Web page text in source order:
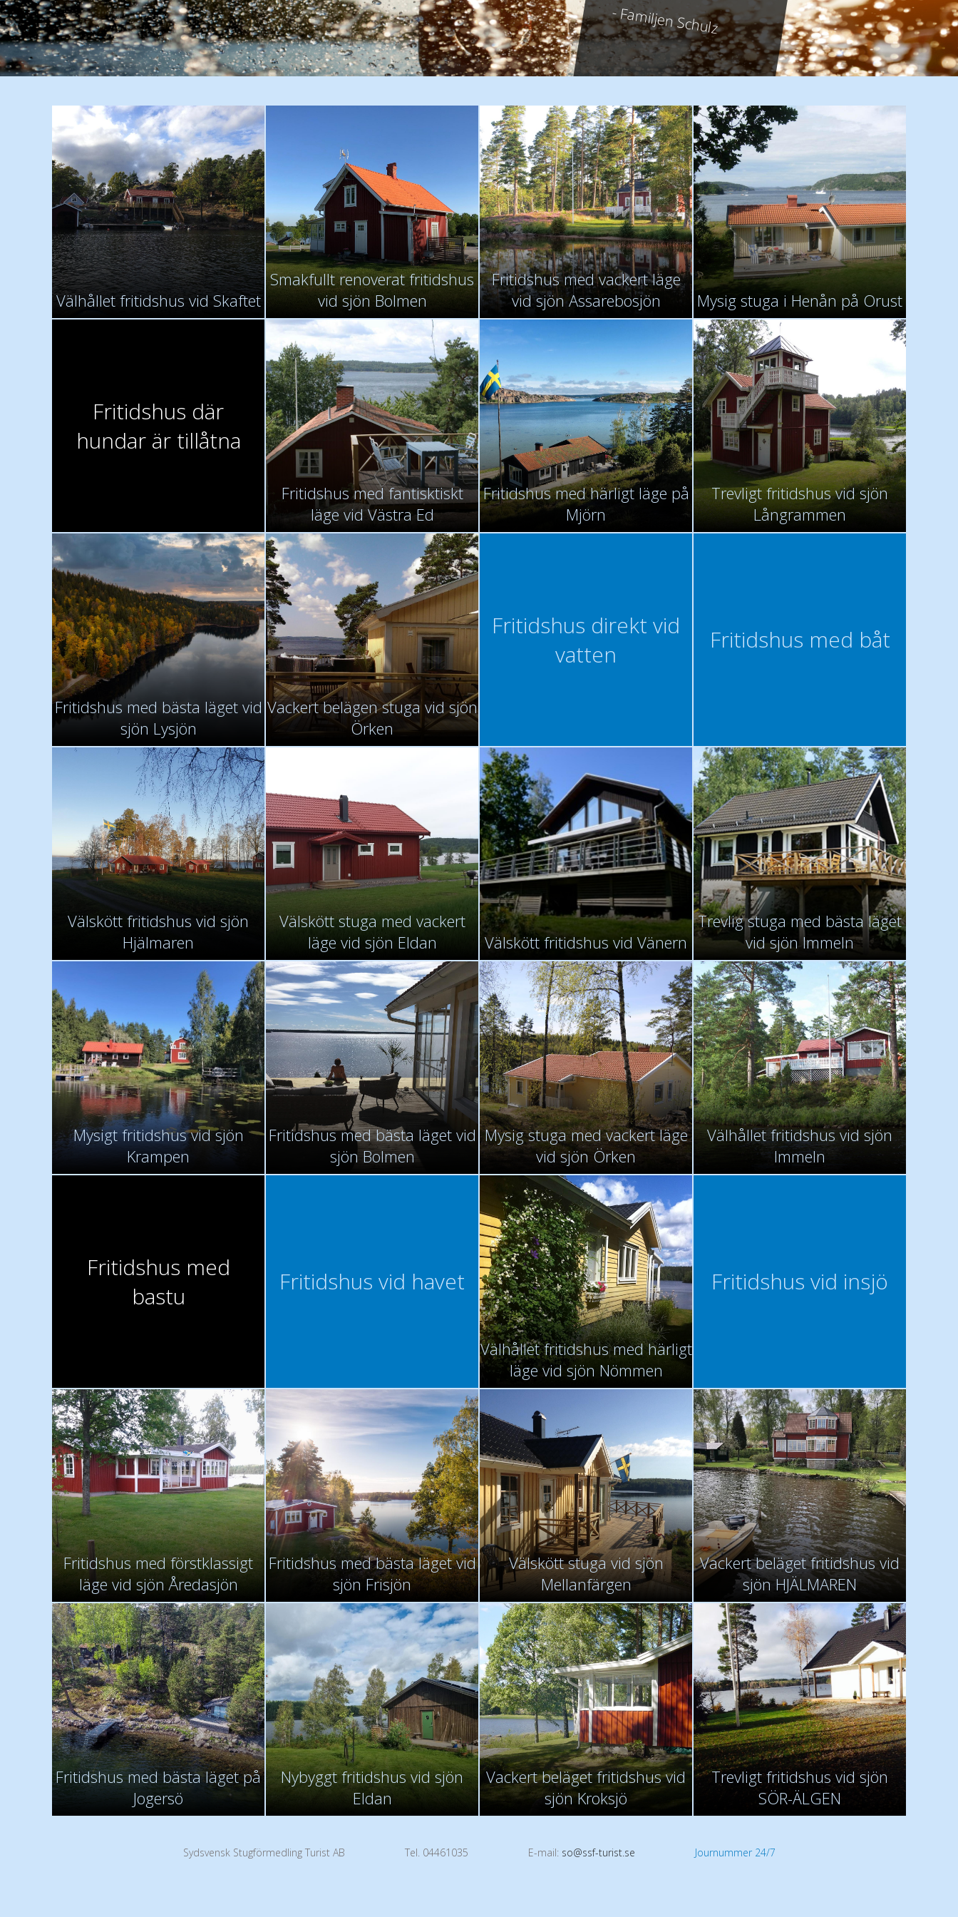
- Familjen Schulz
- Jochen
- Familjen Ziegeler
Välhållet fritidshus vid Skaftet
Smakfullt renoverat fritidshus
vid sjön Bolmen
Fritidshus med vackert läge
vid sjön Assarebosjön
Mysig stuga i Henån på Orust
Fritidshus där
hundar är tillåtna
Fritidshus med fantisktiskt
läge vid Västra Ed
Fritidshus med härligt läge på
Mjörn
Trevligt fritidshus vid sjön
Långrammen
Fritidshus med bästa läget vid
sjön Lysjön
Vackert belägen stuga vid sjön
Örken
Fritidshus direkt vid
vatten
Fritidshus med båt
Välskött fritidshus vid sjön
Hjälmaren
Välskött stuga med vackert
läge vid sjön Eldan
Välskött fritidshus vid Vänern
Trevlig stuga med bästa läget
vid sjön Immeln
Mysigt fritidshus vid sjön
Krampen
Fritidshus med bästa läget vid
sjön Bolmen
Mysig stuga med vackert läge
vid sjön Örken
Välhållet fritidshus vid sjön
Immeln
Fritidshus med
bastu
Fritidshus vid havet
Välhållet fritidshus med härligt
läge vid sjön Nömmen
Fritidshus vid insjö
Fritidshus med förstklassigt
läge vid sjön Åredasjön
Fritidshus med bästa läget vid
sjön Frisjön
Välskött stuga vid sjön
Mellanfärgen
Vackert beläget fritidshus vid
sjön HJÄLMAREN
Fritidshus med bästa läget på
Jogersö
Nybyggt fritidshus vid sjön
Eldan
Vackert beläget fritidshus vid
sjön Kroksjö
Trevligt fritidshus vid sjön
SÖR-ÄLGEN
Sydsvensk Stugförmedling Turist AB Tel. 04461035 E-mail: so@ssf-turist.se Journummer 24/7